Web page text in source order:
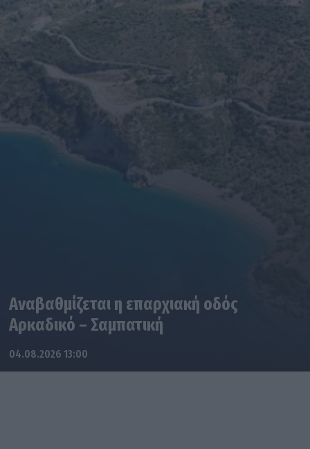
Αναβαθμίζεται η επαρχιακή οδός
Αρκαδικό – Σαμπατική
04.08.2026 13:00